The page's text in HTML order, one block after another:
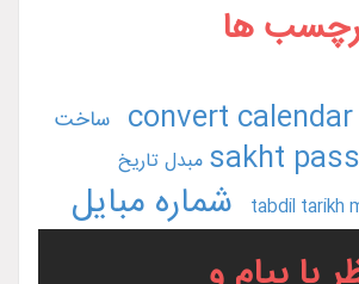
ها
convert calendar ساخت
sakht مبدل تاریخ
tabdil tarikh
شماره مبایل